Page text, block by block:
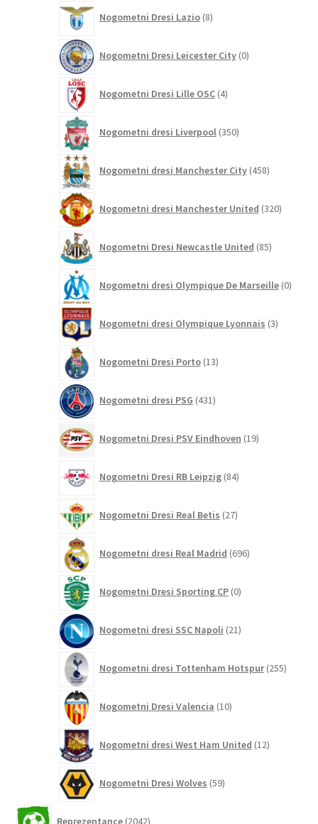
Nogometni Dresi Lazio 8izdelkov
Nogometni Dresi Leicester City 0izdelkov
Nogometni Dresi Lille OSC 4izdelki
Nogometni dresi Liverpool 350izdelkov
Nogometni dresi Manchester City 458izdelkov
Nogometni dresi Manchester United 320izdelkov
Nogometni Dresi Newcastle United 85izdelkov
Nogometni dresi Olympique De Marseille 0
Nogometni dresi Olympique Lyonnais 3izdelki
Nogometni Dresi Porto 13izdelkov
Nogometni dresi PSG 431izdelkov
Nogometni Dresi PSV Eindhoven 19izdelkov
Nogometni Dresi RB Leipzig 84izdelkov
Nogometni Dresi Real Betis 27izdelkov
Nogometni dresi Real Madrid 696izdelkov
Nogometni Dresi Sporting CP 0izdelkov
Nogometni dresi SSC Napoli 21izdelkov
Nogometni dresi Tottenham Hotspur 255
Nogometni Dresi Valencia 10izdelkov
Nogometni dresi West Ham United 12izdelkov
Nogometni Dresi Wolves 59izdelkov
Reprezentance 2042